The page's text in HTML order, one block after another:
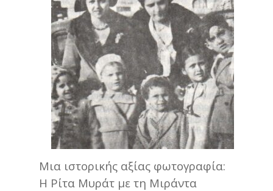
Μια ιστορικής αξίας φωτογραφία:
Η Ρίτα Μυράτ με τη Μιράντα